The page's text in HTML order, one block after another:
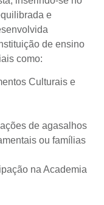
e
de ensino
como:
Culturais e
de agasalhos
ou famílias
na Academia